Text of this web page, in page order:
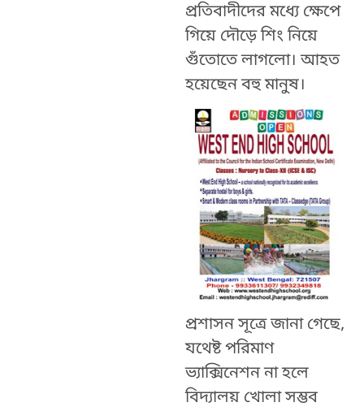
প্রতিবাদীদের মধ্যে ক্ষেপে
গিয়ে দৌড়ে শিং নিয়ে
গুঁতোতে লাগলো। আহত
হয়েছেন বহু মানুষ।
প্রশাসন সূত্রে জানা গেছে,
যথেষ্ট পরিমাণ
ভ্যাক্সিনেশন না হলে
বিদ্যালয় খোলা সম্ভব